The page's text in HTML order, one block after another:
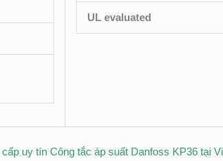
UL evaluated
uy tín Công tắc áp suất Danfoss KP36 tại